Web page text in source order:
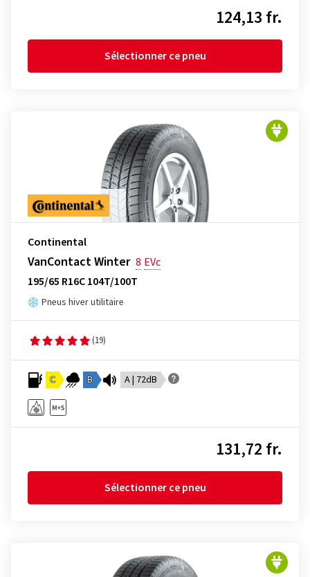
124,13 fr.
Sélectionner ce pneu
Continental
VanContact Winter 8 EVc
195/65 R16C 104T/100T
Pneus hiver utilitaire
(19)
C B A | 72dB
131,72 fr.
Sélectionner ce pneu